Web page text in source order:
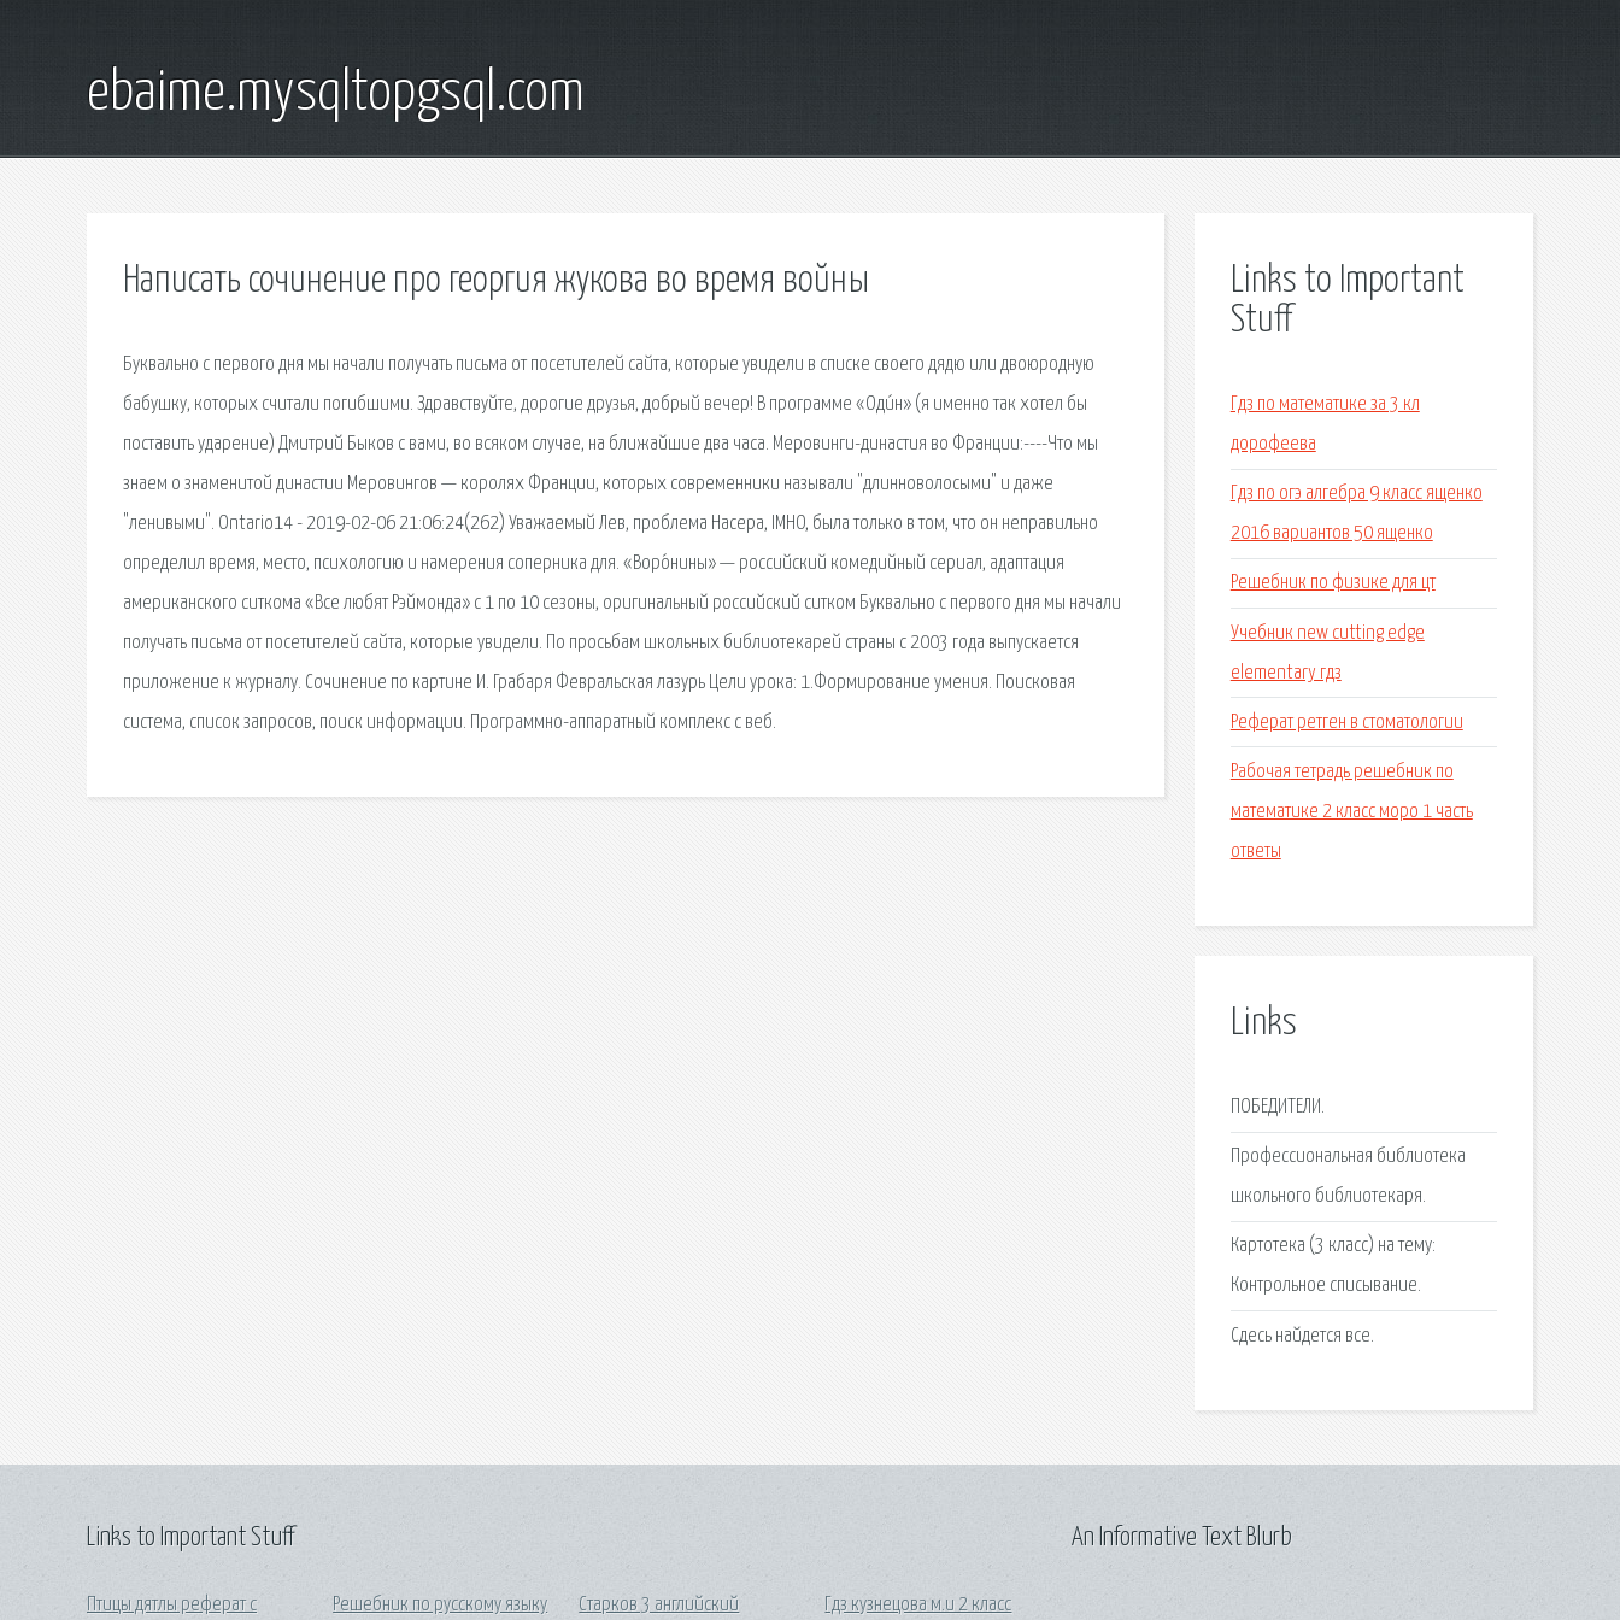
ebaime.mysqltopgsql.com
Написать сочинение про георгия жукова во время войны
Буквально с первого дня мы начали получать письма от посетителей сайта, которые увидели в списке своего дядю или двоюродную
бабушку, которых считали погибшими. Здравствуйте, дорогие друзья, добрый вечер! В программе «Оди́н» (я именно так хотел бы
поставить ударение) Дмитрий Быков с вами, во всяком случае, на ближайшие два часа. Меровинги-династия во Франции:----Что мы
знаем о знаменитой династии Меровингов — королях Франции, которых современники называли "длинноволосыми" и даже
"ленивыми". Ontario14 - 2019-02-06 21:06:24(262) Уважаемый Лев, проблема Насера, IMHO, была только в том, что он неправильно
определил время, место, психологию и намерения соперника для. «Воро́нины» — российский комедийный сериал, адаптация
американского ситкома «Все любят Рэймонда» с 1 по 10 сезоны, оригинальный российский ситком Буквально с первого дня мы начали
получать письма от посетителей сайта, которые увидели. По просьбам школьных библиотекарей страны с 2003 года выпускается
приложение к журналу. Сочинение по картине И. Грабаря Февральская лазурь Цели урока: 1.Формирование умения. Поисковая
сиcтема, список запросов, поиск информации. Программно-аппаратный комплекс с веб.
Links to Important
Stuff
Гдз по математике за 3 кл
дорофеева
Гдз по огэ алгебра 9 класс ященко
2016 вариантов 50 ященко
Решебник по физике для цт
Учебник new cutting edge
elementary гдз
Реферат ретген в стоматологии
Рабочая тетрадь решебник по
математике 2 класс моро 1 часть
ответы
Links
ПОБЕДИТЕЛИ.
Профессиональная библиотека
школьного библиотекаря.
Картотека (3 класс) на тему:
Контрольное списывание.
Сдесь найдется все.
Links to Important Stuff
Птицы дятлы реферат с Решебник по русскому языку Старков 3 английский Гдз кузнецова м.и 2 класс
An Informative Text Blurb